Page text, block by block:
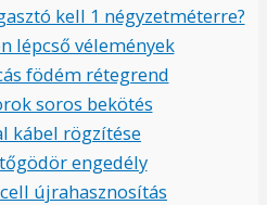
kell 1 négyzetméterre?
lépcső vélemények
födém rétegrend
soros bekötés
kábel rögzítése
engedély
újrahasznosítás